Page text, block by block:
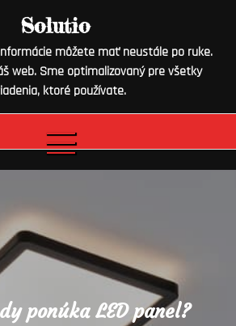
Solutio
môžete mať neustále po ruke.
web. Sme optimalizovaný pre všetky
ktoré používate.
ponúka LED panel?